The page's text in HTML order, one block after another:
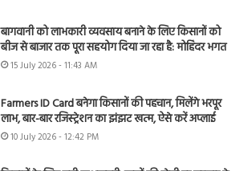
बागवानी को लाभकारी व्यवसाय बनाने के लिए किसानों को
बीज से बाजार तक पूरा सहयोग दिया जा रहा है: मोहिंदर भगत
15 July 2026 - 11:43 AM
Farmers ID Card बनेगा किसानों की पहचान, मिलेंगे भरपूर
लाभ, बार-बार रजिस्ट्रेशन का झंझट खत्म, ऐसे करें अप्लाई
10 July 2026 - 12:42 PM